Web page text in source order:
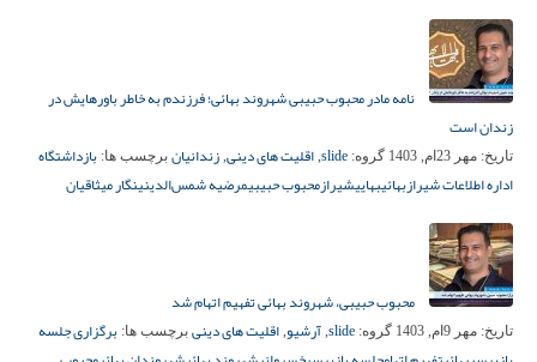
نامه مادر محبوب حبیبی شهروند بهائی؛ فرزندم به خاطر باورهایش در
زندان است
تاریخ: مهر 23ام, 1403 گروه: slide
, اقلیت های دینی, زندانیان برچسب ها: بازداشتگاه
اداره اطلاعات شیرازبهائیبهاییشیرازمحبوب حبیبیمرضیه شمس‌الدینینگار میثاقیان
محبوب حبیبی، شهروند بهائی تفهیم اتهام شد
تاریخ: مهر 9ام, 1403 گروه: slide
, آرشیو, اقلیت های دینی برچسب ها: برگزاری جلسه